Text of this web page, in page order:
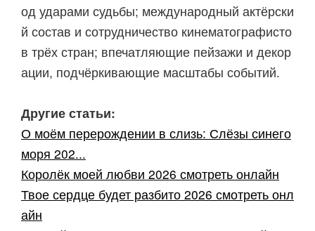
од ударами судьбы; международный актёрски
й состав и сотрудничество кинематографисто
в трёх стран; впечатляющие пейзажи и декор
ации, подчёркивающие масштабы событий.
Другие статьи:
О моём перерождении в слизь: Слёзы синего
моря 202...
Королёк моей любви 2026 смотреть онлайн
Твое сердце будет разбито 2026 смотреть онл
айн